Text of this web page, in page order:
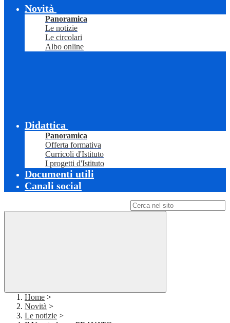
Novità
Panoramica
Le notizie
Le circolari
Albo online
Didattica
Panoramica
Offerta formativa
Curricoli d'Istituto
I progetti d'Istituto
Documenti utili
Canali social
Home >
Novità >
Le notizie >